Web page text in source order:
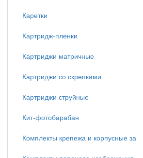
Каретки
Картридж-пленки
Картриджи матричные
Картриджи со скрепками
Картриджи струйные
Кит-фотобарабан
Комплекты крепежа и корпусные за